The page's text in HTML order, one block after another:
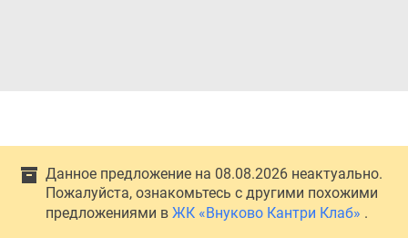
Данное предложение на 08.08.2026 неактуально.
Пожалуйста, ознакомьтесь с другими похожими
предложениями в ЖК «Внуково Кантри Клаб» .